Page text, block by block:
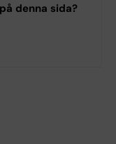
denna sida?